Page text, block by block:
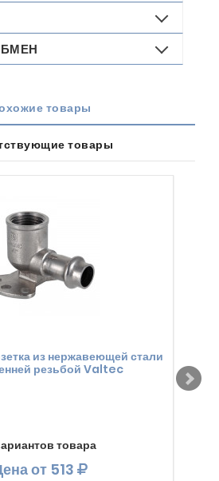
товары
из нержавеющей стали
резьбой Valtec
товара
от 513
товары